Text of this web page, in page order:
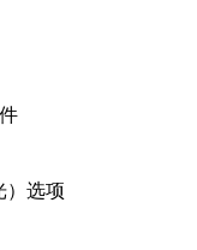
）选项